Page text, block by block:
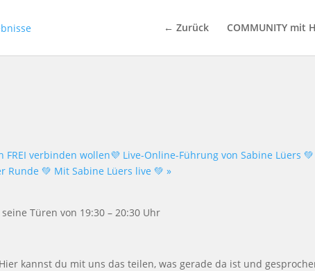
← Zurück COMMUNITY mit
verbinden wollen💜 Live-Online-Führung von Sabine Lüers 💚
Runde 💚 Mit Sabine Lüers live 💚 »
Türen von 19:30 – 20:30 Uhr
Hier kannst du mit uns das teilen, was gerade da ist und